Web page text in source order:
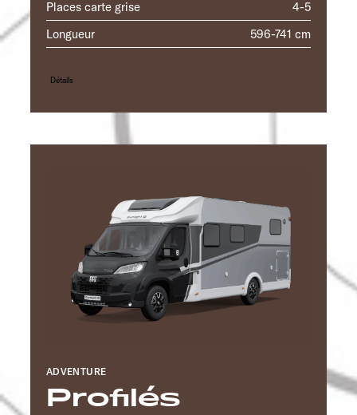
Places carte grise
4-5
Longueur
596-741 cm
Détails
Profilés
ADVENTURE